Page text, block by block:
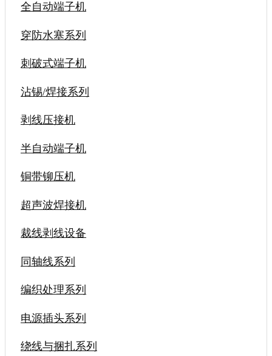
全自动端子机
穿防水塞系列
刺破式端子机
沾锡/焊接系列
剥线压接机
半自动端子机
铜带铆压机
超声波焊接机
裁线剥线设备
同轴线系列
编织处理系列
电源插头系列
绕线与捆扎系列